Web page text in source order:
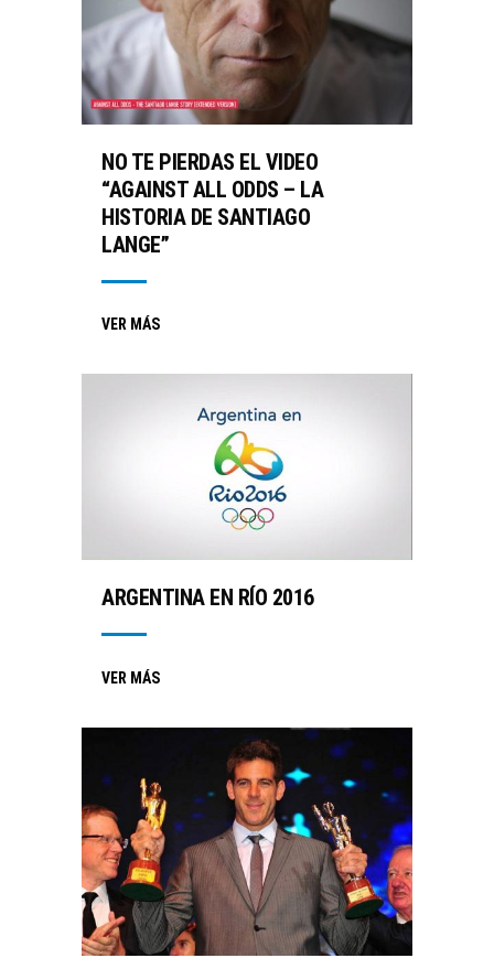
NO TE PIERDAS EL VIDEO
“AGAINST ALL ODDS – LA
HISTORIA DE SANTIAGO
LANGE”
VER MÁS
ARGENTINA EN RÍO 2016
VER MÁS